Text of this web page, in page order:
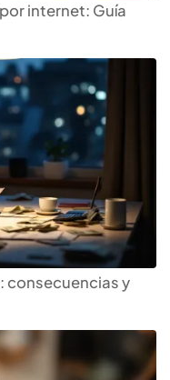
internet: Guía
consecuencias y